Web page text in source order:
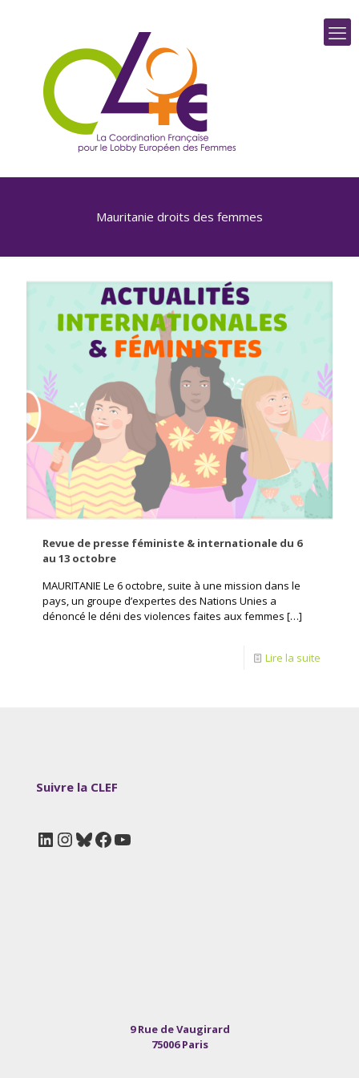
Mauritanie droits des femmes
Revue de presse féministe & internationale du 6
au 13 octobre
MAURITANIE Le 6 octobre, suite à une mission dans le
pays, un groupe d’expertes des Nations Unies a
dénoncé le déni des violences faites aux femmes […]
Lire la suite
Suivre la CLEF
LinkedIn
Instagram
Bluesky
Facebook
YouTube
9 Rue de Vaugirard
75006 Paris